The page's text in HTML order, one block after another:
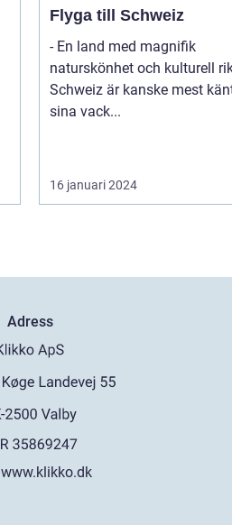
Flyga till Schweiz
- En land med magnifik
naturskönhet och kulturell
Schweiz är kanske mest
sina vack...
16 januari 2024
Adress
www.klikko.dk